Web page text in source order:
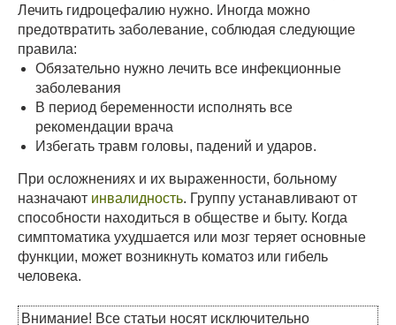
Лечить гидроцефалию нужно. Иногда можно
предотвратить заболевание, соблюдая следующие
правила:
Обязательно нужно лечить все инфекционные
заболевания
В период беременности исполнять все
рекомендации врача
Избегать травм головы, падений и ударов.
При осложнениях и их выраженности, больному
назначают инвалидность. Группу устанавливают от
способности находиться в обществе и быту. Когда
симптоматика ухудшается или мозг теряет основные
функции, может возникнуть коматоз или гибель
человека.
Внимание! Все статьи носят исключительно